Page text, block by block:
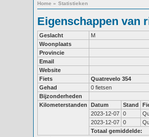
Home » Statistieken
Eigenschappen van
Geslacht
M
Woonplaats
Provincie
Email
Website
Fiets
Quatrevelo 354
Gehad
0 fietsen
Bijzonderheden
Kilometerstanden
Datum Stand
2023-12-07 0
2023-12-07 0
Totaal gemiddelde: